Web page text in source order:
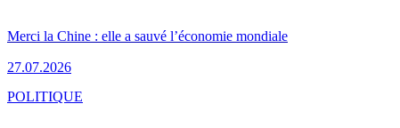
Merci la Chine : elle a sauvé l’économie mondiale
27.07.2026
POLITIQUE